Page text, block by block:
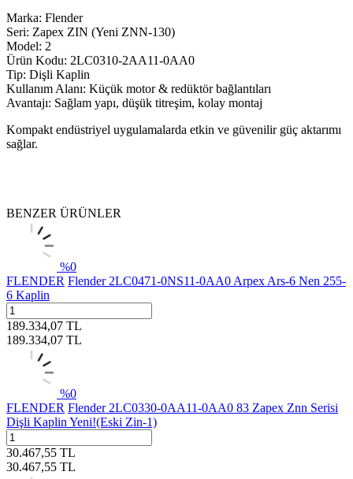
Marka: Flender
Seri: Zapex ZIN (Yeni ZNN-130)
Model: 2
Ürün Kodu: 2LC0310-2AA11-0AA0
Tip: Dişli Kaplin
Kullanım Alanı: Küçük motor & redüktör bağlantıları
Avantajı: Sağlam yapı, düşük titreşim, kolay montaj
Kompakt endüstriyel uygulamalarda etkin ve güvenilir güç aktarımı
sağlar.
BENZER ÜRÜNLER
%0
FLENDER Flender 2LC0471-0NS11-0AA0 Arpex Ars-6 Nen 255-
6 Kaplin
189.334,07 TL
189.334,07 TL
%0
FLENDER Flender 2LC0330-0AA11-0AA0 83 Zapex Znn Serisi
Dişli Kaplin Yeni!(Eski Zin-1)
30.467,55 TL
30.467,55 TL